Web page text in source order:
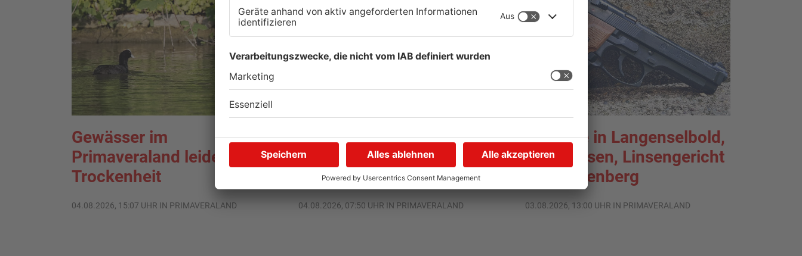
Gewässer im
Primaveraland leiden unter
Trockenheit
04.08.2026, 15:07 UHR IN PRIMAVERALAND
Kliniken im Primaveraland
melden mehr Patienten
durch Hitze
04.08.2026, 07:50 UHR IN PRIMAVERALAND
Schüsse in Langenselbold,
Gelnhausen, Linsengericht
und Miltenberg
03.08.2026, 13:00 UHR IN PRIMAVERALAND